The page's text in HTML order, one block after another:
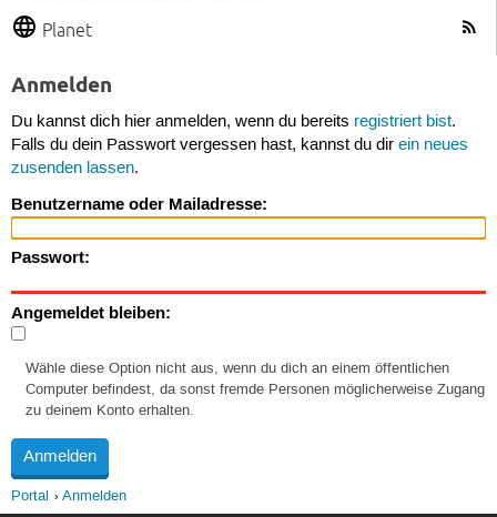
Planet
Anmelden
Du kannst dich hier anmelden, wenn du bereits registriert bist.
Falls du dein Passwort vergessen hast, kannst du dir ein neues
zusenden lassen.
Benutzername oder Mailadresse:
Passwort:
Angemeldet bleiben:
Wähle diese Option nicht aus, wenn du dich an einem öffentlichen
Computer befindest, da sonst fremde Personen möglicherweise Zugang
zu deinem Konto erhalten.
Portal Anmelden